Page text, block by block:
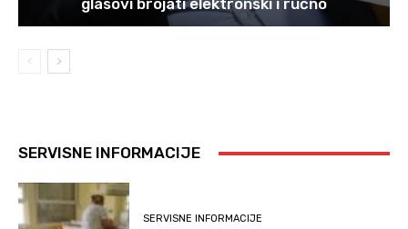
glasovi brojati elektronski i ručno
SERVISNE INFORMACIJE
SERVISNE INFORMACIJE